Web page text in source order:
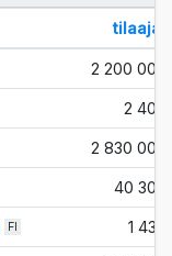
tilaajat
2 200 000
2 400
2 830 000
40 300
FI 1 430